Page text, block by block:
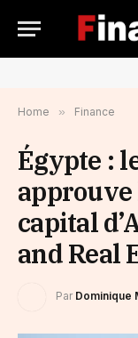
Home » Finance
Égypte :
approuve
capital
and Real
Par Dominique